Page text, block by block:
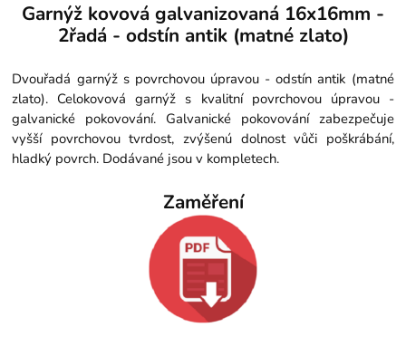
Garnýž kovová galvanizovaná 16x16mm -
2řadá - odstín antik (matné zlato)
Dvouřadá garnýž s povrchovou úpravou - odstín antik (matné
zlato). Celokovová garnýž s kvalitní povrchovou úpravou -
galvanické pokovování. Galvanické pokovování zabezpečuje
vyšší povrchovou tvrdost, zvýšenú dolnost vůči poškrábání,
hladký povrch. Dodávané jsou v kompletech.
Zaměření